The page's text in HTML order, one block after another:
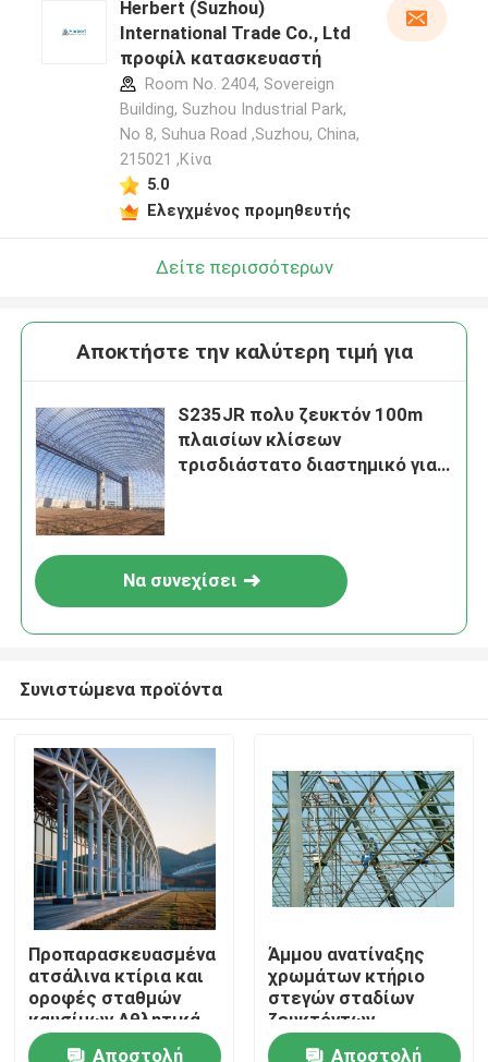
Σπίτι
Προϊόντα
Περίπου εμείς
Herbert (Suzhou)
International Trade Co., Ltd
προφίλ κατασκευαστή
Room No. 2404, Sovereign
Building, Suzhou Industrial Park,
No 8, Suhua Road ,Suzhou, China,
215021 ,Κίνα
5.0
Ελεγχμένος προμηθευτής
Δείτε περισσότερων
Αποκτήστε την καλύτερη τιμή για
S235JR πολυ ζευκτόν 100m
πλαισίων κλίσεων
τρισδιάστατο διαστημικό για
Να συνεχίσει
Συνιστώμενα προϊόντα
Προπαρασκευασμένα
ατσάλινα κτίρια και
οροφές σταθμών
καυσίμων Αθλητικά
έργα συγκόλλησης
Αποστολή
Άμμου ανατίναξης
χρωμάτων κτήριο
στεγών σταδίων
ζευκτόντων
πλαισίων που
Αποστολή